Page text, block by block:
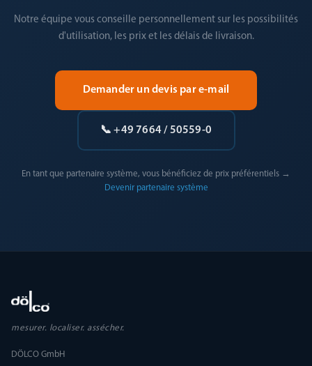
Notre équipe vous conseille personnellement sur les possibilités
d'utilisation, les prix et les délais de livraison.
Demander un devis par e-mail
📞 +49 7664 / 50559-0
En tant que partenaire système, vous bénéficiez de prix préférentiels →
Devenir partenaire système
mesurer. localiser. assécher.
DÖLCO GmbH